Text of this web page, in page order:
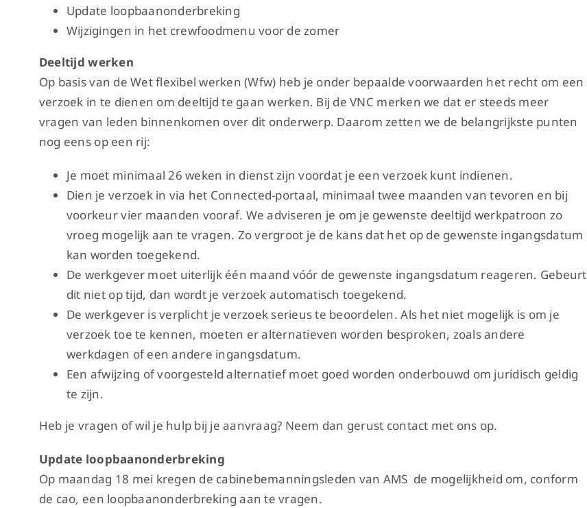
Update loopbaanonderbreking
Wijzigingen in het crewfoodmenu voor de zomer
Deeltijd werken
Op basis van de Wet flexibel werken (Wfw) heb je onder bepaalde voorwaarden het recht om een
verzoek in te dienen om deeltijd te gaan werken. Bij de VNC merken we dat er steeds meer
vragen van leden binnenkomen over dit onderwerp. Daarom zetten we de belangrijkste punten
nog eens op een rij:
Je moet minimaal 26 weken in dienst zijn voordat je een verzoek kunt indienen.
Dien je verzoek in via het Connected-portaal, minimaal twee maanden van tevoren en bij
voorkeur vier maanden vooraf. We adviseren je om je gewenste deeltijd werkpatroon zo
vroeg mogelijk aan te vragen. Zo vergroot je de kans dat het op de gewenste ingangsdatum
kan worden toegekend.
De werkgever moet uiterlijk één maand vóór de gewenste ingangsdatum reageren. Gebeurt
dit niet op tijd, dan wordt je verzoek automatisch toegekend.
De werkgever is verplicht je verzoek serieus te beoordelen. Als het niet mogelijk is om je
verzoek toe te kennen, moeten er alternatieven worden besproken, zoals andere
werkdagen of een andere ingangsdatum.
Een afwijzing of voorgesteld alternatief moet goed worden onderbouwd om juridisch geldig
te zijn.
Heb je vragen of wil je hulp bij je aanvraag? Neem dan gerust contact met ons op.
Update loopbaanonderbreking
Op maandag 18 mei kregen de cabinebemanningsleden van AMS de mogelijkheid om, conform
de cao, een loopbaanonderbreking aan te vragen.